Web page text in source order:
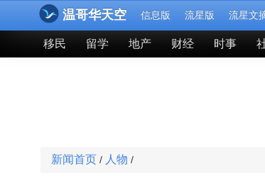
温哥华天空 信息版 流星版 流星文
移民 留学 地产 财经 时事
新闻首页 / 人物 /